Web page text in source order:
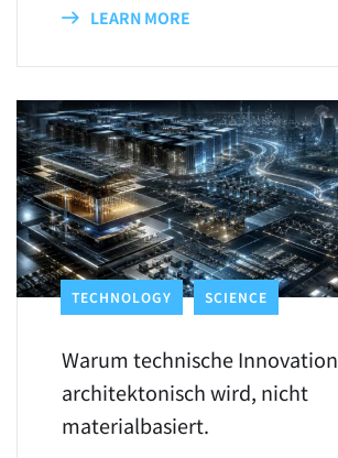
LEARN MORE
TECHNOLOGY SCIENCE
Warum technische Innovation
architektonisch wird, nicht
materialbasiert.